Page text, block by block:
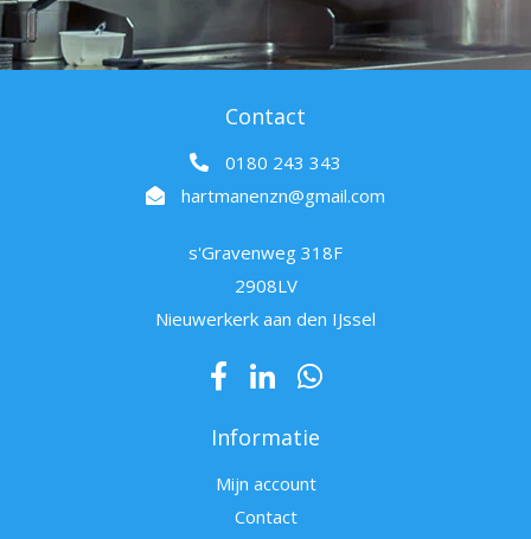
Contact
0180 243 343
hartmanenzn@gmail.com
s'Gravenweg 318F
2908LV
Nieuwerkerk aan den IJssel
Informatie
Mijn account
Contact